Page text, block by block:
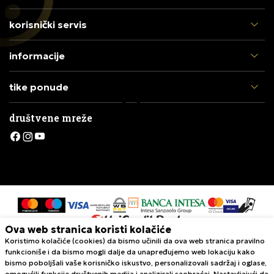
korisnički servis
informacije
tike ponude
društvene mreže
Nastojimo da budemo što precizniji u opisu proizvoda, prikazu slika i
samih cena, ali ne možemo garantovati da su sve informacije kompletne i
Ova web stranica koristi kolačiće
Koristimo kolačiće (cookies) da bismo učinili da ova web stranica pravilno
funkcioniše i da bismo mogli dalje da unapređujemo web lokaciju kako
bismo poboljšali vaše korisničko iskustvo, personalizovali sadržaj i oglase,